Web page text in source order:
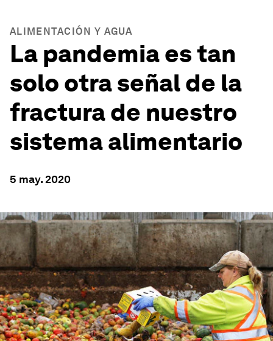
ALIMENTACIÓN Y AGUA
La pandemia es tan
solo otra señal de la
fractura de nuestro
sistema alimentario
5 may. 2020